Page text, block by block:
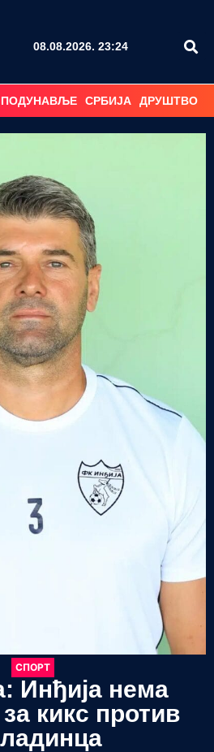
08.08.2026. 23:24
ПОДУНАВЉЕ СРБИЈА ДРУШТВО
СПОРТ
Инђија нема
кикс против